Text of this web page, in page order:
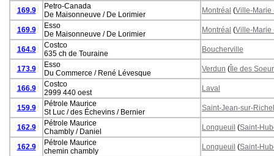
169.9
Petro-Canada
De Maisonneuve / De Lorimier
Montréal (Ville-Marie
169.9
Esso
De Maisonneuve / De Lorimier
Montréal (Ville-Marie
164.9
Costco
635 ch de Touraine
Boucherville
173.9
Esso
Du Commerce / René Lévesque
Verdun (Île des
166.9
Costco
2999 440 oest
Laval
159.9
Pétrole Maurice
St Luc / des Échevins / Bernier
Saint-Jean-sur-
162.9
Pétrole Maurice
Chambly / Daniel
Longueuil (Saint-
162.9
Pétrole Maurice
chemin chambly
Longueuil (Saint-